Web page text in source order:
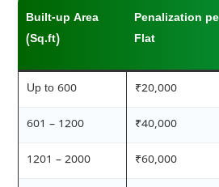
Built-up Area
(Sq.ft)
Penalization
Flat
Up to 600 ₹20,000
601 – 1200 ₹40,000
1201 – 2000 ₹60,000